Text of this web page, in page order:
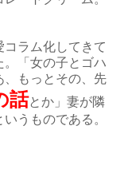
ラム化してきて
。「女の子とゴハ
、もっとその、先
話とか」妻が隣
うものである。